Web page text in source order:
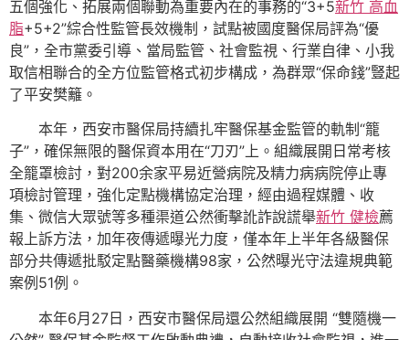
五個強化、拓展兩個聯動為重要內在的事務的“3+5新竹 高血
脂+5+2”綜合性監管長效機制，試點被國度醫保局評為“優
良”，全市黨委引導、當局監管、社會監視、行業自律、小我
取信相聯合的全方位監管格式初步構成，為群眾“保命錢”豎起
了平安樊籬。
本年，西安市醫保局持續扎牢醫保基金監管的軌制“籠
子”，確保無限的醫保資本用在“刀刃”上。組織展開日常考核
全籠罩檢討，對200余家平易近營病院及精力病病院停止專
項檢討管理，強化定點機構協定治理，經由過程媒體、收
集、微信大眾號等多種渠道公然衝擊訛詐說謊舉新竹 健檢薦
報上訴方法，加年夜傳遞曝光力度，僅本年上半年各級醫保
部分共傳遞批駁定點醫藥機構98家，公然曝光守法違規典範
案例51例。
本年6月27日，西安市醫保局還公然組織展開 “雙隨機一